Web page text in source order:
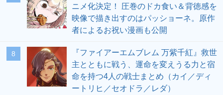
ニメ化決定！ 圧巻のドカ食い＆背徳感を
映像で描き出すのはパッショーネ。原作
者によるお祝い漫画も公開
8
『ファイアーエムブレム 万紫千紅』救世
主とともに戦う、運命を変えうる力と宿
命を持つ4人の戦士まとめ（カイ／ディ
ートリヒ／セオドラ／レダ）